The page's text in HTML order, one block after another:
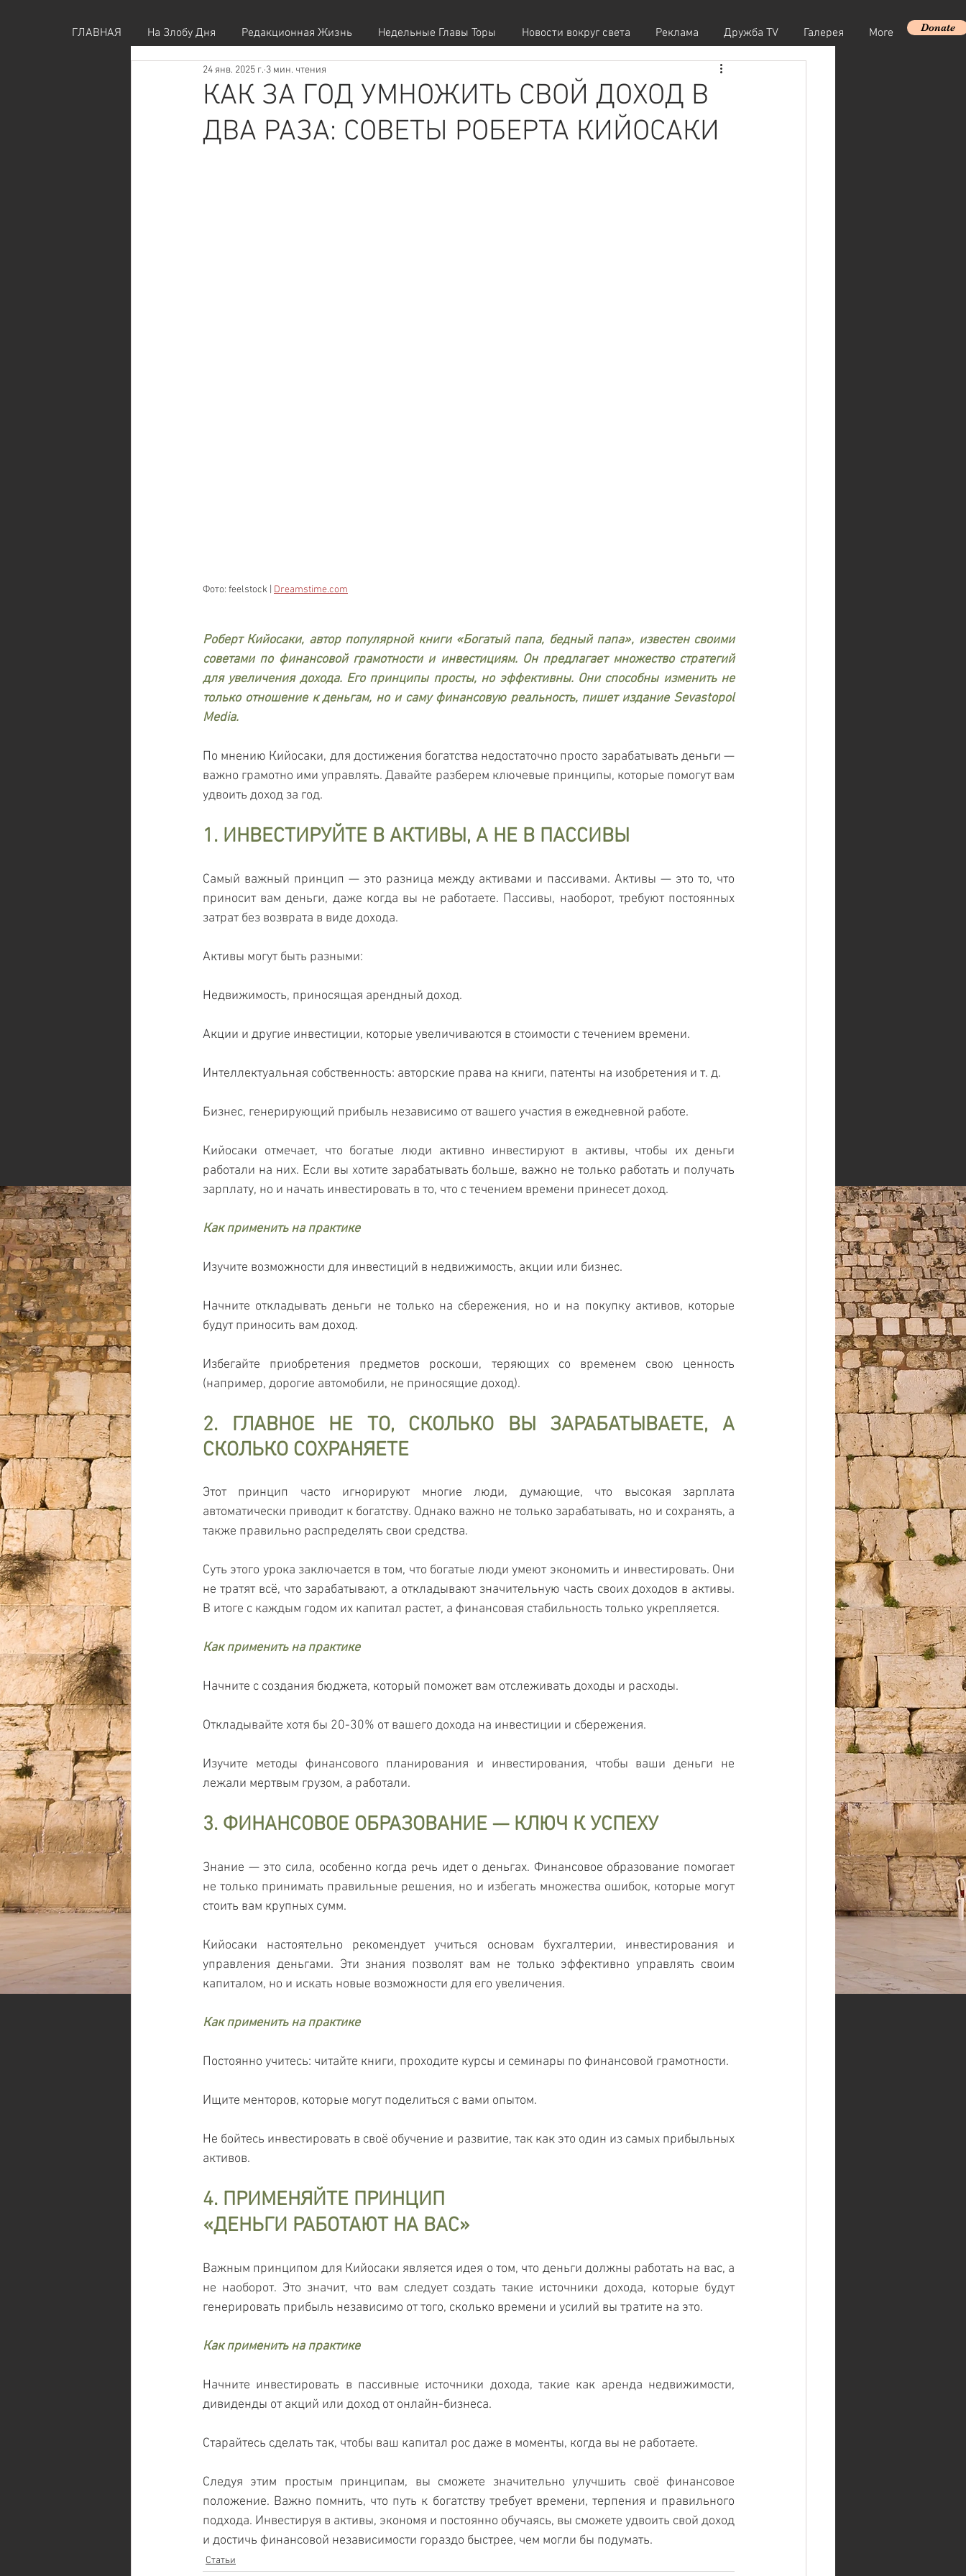
ГЛАВНАЯ На Злобу Дня Редакционная Жизнь Недельные Главы Торы Новости вокруг света Реклама Дружба TV Галерея More Donate
КАК ЗА ГОД УМНОЖИТЬ СВОЙ ДОХОД В
ДВА РАЗА: СОВЕТЫ РОБЕРТА КИЙОСАКИ
24 янв. 2025 г. 3 мин. чтения
Фото: feelstock | Dreamstime.com
Роберт Кийосаки, автор популярной книги «Богатый папа, бедный папа», известен своими
советами по финансовой грамотности и инвестициям. Он предлагает множество стратегий
для увеличения дохода. Его принципы просты, но эффективны. Они способны изменить не
только отношение к деньгам, но и саму финансовую реальность, пишет издание Sevastopol
Media.
По мнению Кийосаки, для достижения богатства недостаточно просто зарабатывать деньги —
важно грамотно ими управлять. Давайте разберем ключевые принципы, которые помогут вам
удвоить доход за год.
1. ИНВЕСТИРУЙТЕ В АКТИВЫ, А НЕ В ПАССИВЫ
Самый важный принцип — это разница между активами и пассивами. Активы — это то, что
приносит вам деньги, даже когда вы не работаете. Пассивы, наоборот, требуют постоянных
затрат без возврата в виде дохода.
Активы могут быть разными:
Недвижимость, приносящая арендный доход.
Акции и другие инвестиции, которые увеличиваются в стоимости с течением времени.
Интеллектуальная собственность: авторские права на книги, патенты на изобретения и т. д.
Бизнес, генерирующий прибыль независимо от вашего участия в ежедневной работе.
Кийосаки отмечает, что богатые люди активно инвестируют в активы, чтобы их деньги
работали на них. Если вы хотите зарабатывать больше, важно не только работать и получать
зарплату, но и начать инвестировать в то, что с течением времени принесет доход.
Как применить на практике
Изучите возможности для инвестиций в недвижимость, акции или бизнес.
Начните откладывать деньги не только на сбережения, но и на покупку активов, которые
будут приносить вам доход.
Избегайте приобретения предметов роскоши, теряющих со временем свою ценность
(например, дорогие автомобили, не приносящие доход).
2. ГЛАВНОЕ НЕ ТО, СКОЛЬКО ВЫ ЗАРАБАТЫВАЕТЕ, А
СКОЛЬКО СОХРАНЯЕТЕ
Этот принцип часто игнорируют многие люди, думающие, что высокая зарплата
автоматически приводит к богатству. Однако важно не только зарабатывать, но и сохранять, а
также правильно распределять свои средства.
Суть этого урока заключается в том, что богатые люди умеют экономить и инвестировать. Они
не тратят всё, что зарабатывают, а откладывают значительную часть своих доходов в активы.
В итоге с каждым годом их капитал растет, а финансовая стабильность только укрепляется.
Как применить на практике
Начните с создания бюджета, который поможет вам отслеживать доходы и расходы.
Откладывайте хотя бы 20-30% от вашего дохода на инвестиции и сбережения.
Изучите методы финансового планирования и инвестирования, чтобы ваши деньги не
лежали мертвым грузом, а работали.
3. ФИНАНСОВОЕ ОБРАЗОВАНИЕ — КЛЮЧ К УСПЕХУ
Знание — это сила, особенно когда речь идет о деньгах. Финансовое образование помогает
не только принимать правильные решения, но и избегать множества ошибок, которые могут
стоить вам крупных сумм.
Кийосаки настоятельно рекомендует учиться основам бухгалтерии, инвестирования и
управления деньгами. Эти знания позволят вам не только эффективно управлять своим
капиталом, но и искать новые возможности для его увеличения.
Как применить на практике
Постоянно учитесь: читайте книги, проходите курсы и семинары по финансовой грамотности.
Ищите менторов, которые могут поделиться с вами опытом.
Не бойтесь инвестировать в своё обучение и развитие, так как это один из самых прибыльных
активов.
4. ПРИМЕНЯЙТЕ ПРИНЦИП
«ДЕНЬГИ РАБОТАЮТ НА ВАС»
Важным принципом для Кийосаки является идея о том, что деньги должны работать на вас, а
не наоборот. Это значит, что вам следует создать такие источники дохода, которые будут
генерировать прибыль независимо от того, сколько времени и усилий вы тратите на это.
Как применить на практике
Начните инвестировать в пассивные источники дохода, такие как аренда недвижимости,
дивиденды от акций или доход от онлайн-бизнеса.
Старайтесь сделать так, чтобы ваш капитал рос даже в моменты, когда вы не работаете.
Следуя этим простым принципам, вы сможете значительно улучшить своё финансовое
положение. Важно помнить, что путь к богатству требует времени, терпения и правильного
подхода. Инвестируя в активы, экономя и постоянно обучаясь, вы сможете удвоить свой доход
и достичь финансовой независимости гораздо быстрее, чем могли бы подумать.
Статьи